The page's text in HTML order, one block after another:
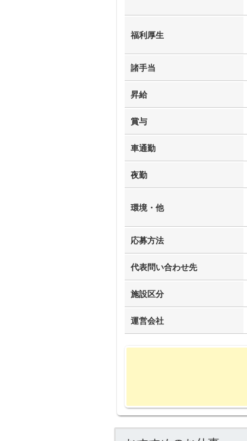
福利厚生
諸手当
昇給
賞与
車通勤
夜勤
環境・他
応募方法
代表問い合わせ先
施設区分
運営会社